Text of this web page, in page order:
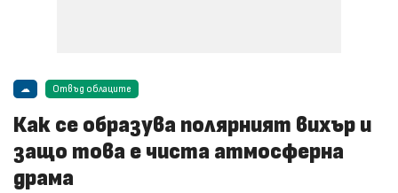
☁ Отвъд облаците
Как се образува полярният вихър и
защо това е чиста атмосферна
драма